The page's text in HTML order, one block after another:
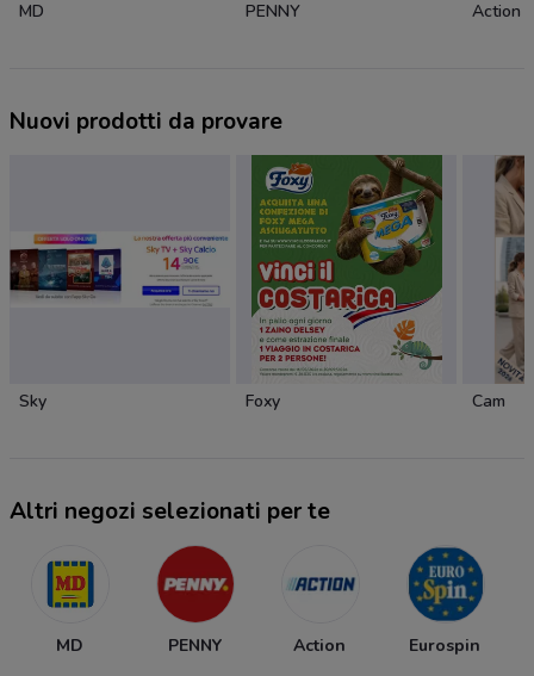
MD PENNY Action
Nuovi prodotti da provare
Sky Foxy Cam
Altri negozi selezionati per te
MD PENNY Action Eurospin